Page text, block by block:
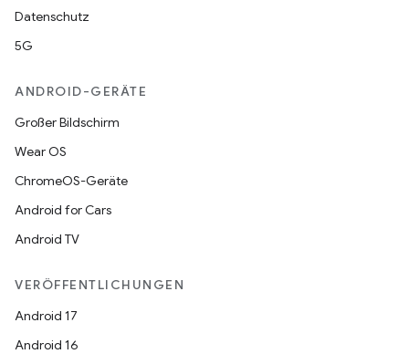
Datenschutz
5G
ANDROID-GERÄTE
Großer Bildschirm
Wear OS
ChromeOS-Geräte
Android for Cars
Android TV
VERÖFFENTLICHUNGEN
Android 17
Android 16